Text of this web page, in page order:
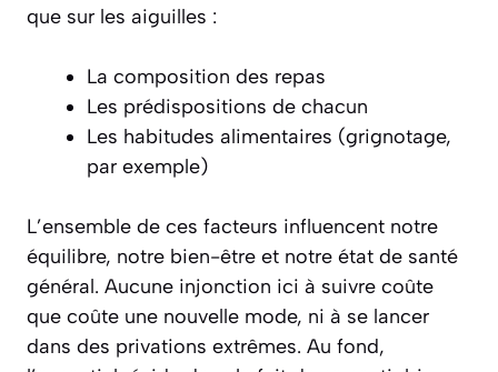
que sur les aiguilles :
La composition des repas
Les prédispositions de chacun
Les habitudes alimentaires (grignotage,
par exemple)
L’ensemble de ces facteurs influencent notre
équilibre, notre bien-être et notre état de santé
général. Aucune injonction ici à suivre coûte
que coûte une nouvelle mode, ni à se lancer
dans des privations extrêmes. Au fond,